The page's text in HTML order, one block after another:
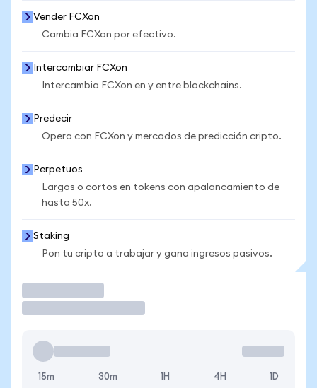
Vender FCXon
Cambia FCXon por efectivo.
Intercambiar FCXon
Intercambia FCXon en y entre blockchains.
Predecir
Opera con FCXon y mercados de predicción cripto.
Perpetuos
Largos o cortos en tokens con apalancamiento de
hasta 50x.
Staking
Pon tu cripto a trabajar y gana ingresos pasivos.
15m 30m 1H 4H 1D